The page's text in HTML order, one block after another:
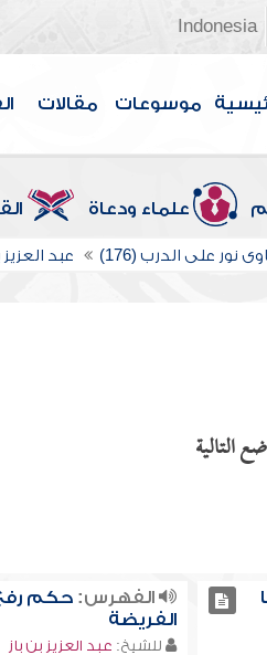
Indonesia
موسوعات مقالات
علماء ودعاة
نور على الدرب (176) عبد العزيز
التالية
الفهرس: حكم رفع
الفريضة
للشيخ: عبد العزيز بن باز